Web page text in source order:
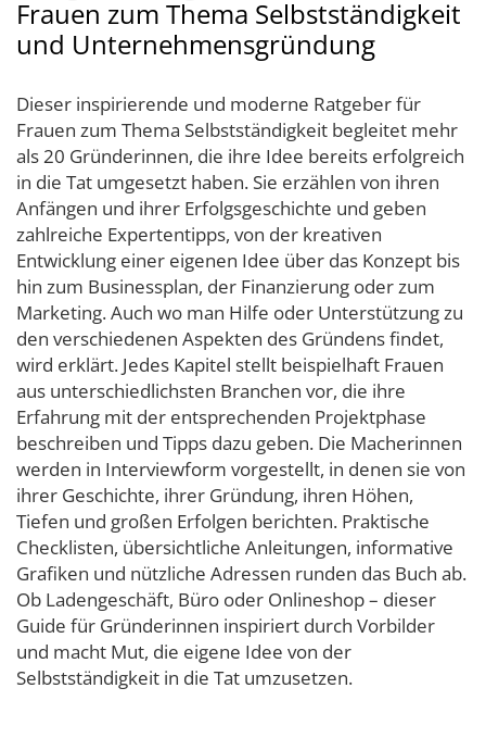
Frauen zum Thema Selbstständigkeit
und Unternehmensgründung
Dieser inspirierende und moderne Ratgeber für
Frauen zum Thema Selbstständigkeit begleitet mehr
als 20 Gründerinnen, die ihre Idee bereits erfolgreich
in die Tat umgesetzt haben. Sie erzählen von ihren
Anfängen und ihrer Erfolgsgeschichte und geben
zahlreiche Expertentipps, von der kreativen
Entwicklung einer eigenen Idee über das Konzept bis
hin zum Businessplan, der Finanzierung oder zum
Marketing. Auch wo man Hilfe oder Unterstützung zu
den verschiedenen Aspekten des Gründens findet,
wird erklärt. Jedes Kapitel stellt beispielhaft Frauen
aus unterschiedlichsten Branchen vor, die ihre
Erfahrung mit der entsprechenden Projektphase
beschreiben und Tipps dazu geben. Die Macherinnen
werden in Interviewform vorgestellt, in denen sie von
ihrer Geschichte, ihrer Gründung, ihren Höhen,
Tiefen und großen Erfolgen berichten. Praktische
Checklisten, übersichtliche Anleitungen, informative
Grafiken und nützliche Adressen runden das Buch ab.
Ob Ladengeschäft, Büro oder Onlineshop – dieser
Guide für Gründerinnen inspiriert durch Vorbilder
und macht Mut, die eigene Idee von der
Selbstständigkeit in die Tat umzusetzen.